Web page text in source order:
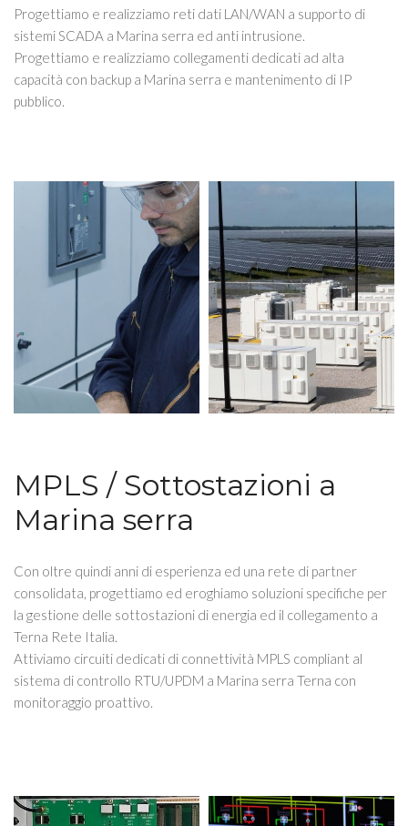
Progettiamo e realizziamo reti dati LAN/WAN a supporto di
sistemi SCADA a Marina serra ed anti intrusione.
Progettiamo e realizziamo collegamenti dedicati ad alta
capacità con backup a Marina serra e mantenimento di IP
pubblico.
MPLS / Sottostazioni a
Marina serra
Con oltre quindi anni di esperienza ed una rete di partner
consolidata, progettiamo ed eroghiamo soluzioni specifiche per
la gestione delle sottostazioni di energia ed il collegamento a
Terna Rete Italia.
Attiviamo circuiti dedicati di connettività MPLS compliant al
sistema di controllo RTU/UPDM a Marina serra Terna con
monitoraggio proattivo.